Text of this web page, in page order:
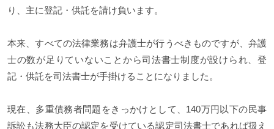
り、主に登記・供託を請け負います。
本来、すべての法律業務は弁護士が行うべきものですが、弁護
士の数が足りていないことから司法書士制度が設けられ、登
記・供託を司法書士が手掛けることになりました。
現在、多重債務者問題をきっかけとして、140万円以下の民事
訴訟も法務大臣の認定を受けている認定司法書士であれば扱え